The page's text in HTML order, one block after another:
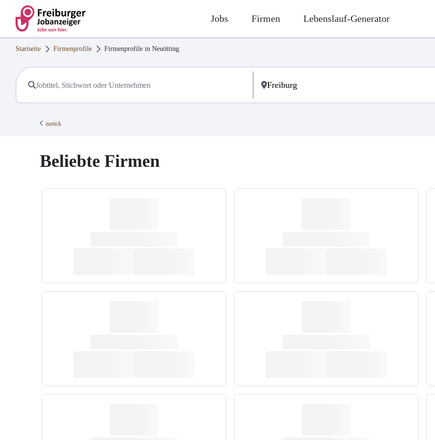
Jobs Firmen Lebenslauf-Generator
Startseite Firmenprofile Firmenprofile in Neuötting
zurück
Beliebte Firmen